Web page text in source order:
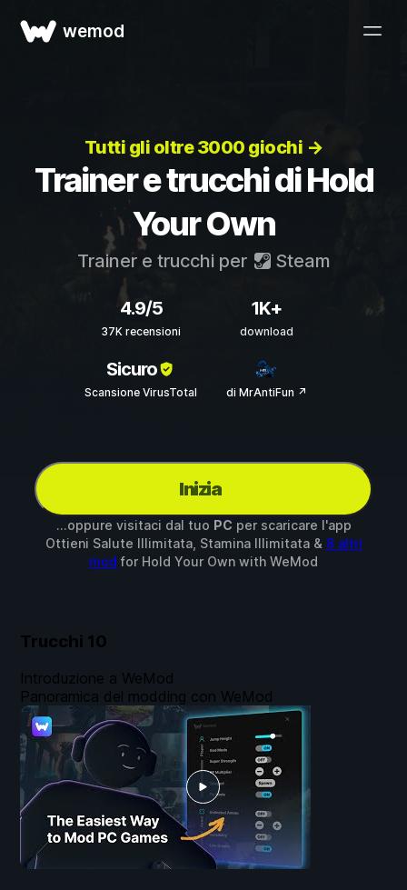
wemod
Tutti gli oltre 3000 giochi →
Trainer e trucchi di Hold
Your Own
Trainer e trucchi per Steam
4.9/5
37K recensioni
1K+
download
Sicuro
Scansione VirusTotal di MrAntiFun ↗
Inizia
...oppure visitaci dal tuo PC per scaricare l'app
Ottieni Salute Illimitata, Stamina Illimitata & 8 altri
mod for Hold Your Own with WeMod
Trucchi 10
Introduzione a WeMod
Panoramica del modding con WeMod